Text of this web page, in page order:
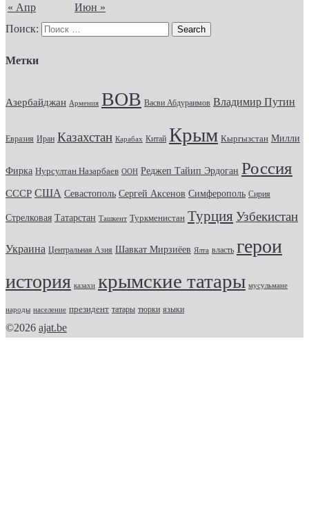
« Апр Июн »
Поиск:
Метки
Азербайджан Армения ВОВ Васви Абдураимов Владимир Путин
Евразия Иран Казахстан Карабах Китай Крым Кыргызстан Милли
Фирка Нурсултан Назарбаев ООН Реджеп Тайип Эрдоган Россия
СССР США Севастополь Сергей Аксенов Симферополь Сирия
Стрелковая Татарстан Ташкент Туркменистан Турция Узбекистан
Украина Центральная Азия Шавкат Мирзиёев Ялта власть герои
история казахи крымские татары мусульмане
народы население президент татары тюрки языки
©2026 ajat.be